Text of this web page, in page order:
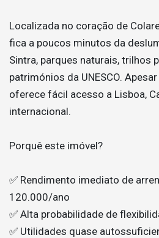
Localizada no coração de
fica a poucos minutos da
Sintra, parques naturais, trilhos
patrimónios da UNESCO.
oferece fácil acesso a Lisboa,
internacional.
Porquê este imóvel?
✅ Rendimento imediato de
120.000/ano
✅ Alta probabilidade de
✅ Utilidades quase